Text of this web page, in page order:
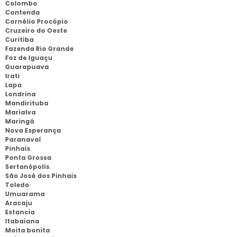
Colombo
Contenda
Cornélio Procópio
Cruzeiro do Oeste
Curitiba
Fazenda Rio Grande
Foz de Iguaçu
Guarapuava
Irati
Lapa
Londrina
Mandirituba
Marialva
Maringá
Nova Esperança
Paranavaí
Pinhais
Ponta Grossa
Sertanópolis
São José dos Pinhais
Toledo
Umuarama
Aracaju
Estancia
Itabaiana
Moita bonita